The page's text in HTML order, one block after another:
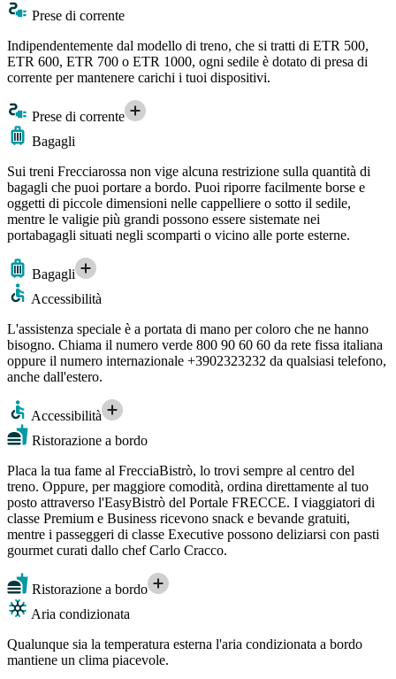
Prese di corrente
Indipendentemente dal modello di treno, che si tratti di ETR 500,
ETR 600, ETR 700 o ETR 1000, ogni sedile è dotato di presa di
corrente per mantenere carichi i tuoi dispositivi.
Prese di corrente
Bagagli
Sui treni Frecciarossa non vige alcuna restrizione sulla quantità di
bagagli che puoi portare a bordo. Puoi riporre facilmente borse e
oggetti di piccole dimensioni nelle cappelliere o sotto il sedile,
mentre le valigie più grandi possono essere sistemate nei
portabagagli situati negli scomparti o vicino alle porte esterne.
Bagagli
Accessibilità
L'assistenza speciale è a portata di mano per coloro che ne hanno
bisogno. Chiama il numero verde 800 90 60 60 da rete fissa italiana
oppure il numero internazionale +3902323232 da qualsiasi telefono,
anche dall'estero.
Accessibilità
Ristorazione a bordo
Placa la tua fame al FrecciaBistrò, lo trovi sempre al centro del
treno. Oppure, per maggiore comodità, ordina direttamente al tuo
posto attraverso l'EasyBistrò del Portale FRECCE. I viaggiatori di
classe Premium e Business ricevono snack e bevande gratuiti,
mentre i passeggeri di classe Executive possono deliziarsi con pasti
gourmet curati dallo chef Carlo Cracco.
Ristorazione a bordo
Aria condizionata
Qualunque sia la temperatura esterna l'aria condizionata a bordo
mantiene un clima piacevole.